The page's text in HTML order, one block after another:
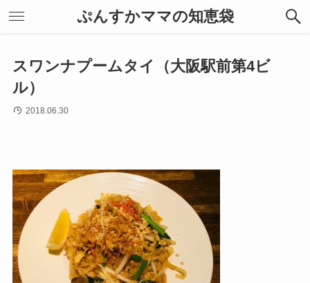
ぷんすかママの知恵袋
スワンナプームタイ（大阪駅前第4ビ
ル）
2018.06.30